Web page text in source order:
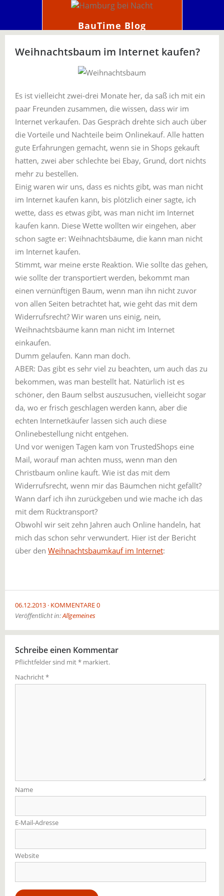
BauTime Blog
Weihnachtsbaum im Internet kaufen?
Es ist vielleicht zwei-drei Monate her, da saß ich mit ein
paar Freunden zusammen, die wissen, dass wir im
Internet verkaufen. Das Gespräch drehte sich auch über
die Vorteile und Nachteile beim Onlinekauf. Alle hatten
gute Erfahrungen gemacht, wenn sie in Shops gekauft
hatten, zwei aber schlechte bei Ebay, Grund, dort nichts
mehr zu bestellen.
Einig waren wir uns, dass es nichts gibt, was man nicht
im Internet kaufen kann, bis plötzlich einer sagte, ich
wette, dass es etwas gibt, was man nicht im Internet
kaufen kann. Diese Wette wollten wir eingehen, aber
schon sagte er: Weihnachtsbäume, die kann man nicht
im Internet kaufen.
Stimmt, war meine erste Reaktion. Wie sollte das gehen,
wie sollte der transportiert werden, bekommt man
einen vernünftigen Baum, wenn man ihn nicht zuvor
von allen Seiten betrachtet hat, wie geht das mit dem
Widerrufsrecht? Wir waren uns einig, nein,
Weihnachtsbäume kann man nicht im Internet
einkaufen.
Dumm gelaufen. Kann man doch.
ABER: Das gibt es sehr viel zu beachten, um auch das zu
bekommen, was man bestellt hat. Natürlich ist es
schöner, den Baum selbst auszusuchen, vielleicht sogar
da, wo er frisch geschlagen werden kann, aber die
echten Internetkäufer lassen sich auch diese
Onlinebestellung nicht entgehen.
Und vor wenigen Tagen kam von TrustedShops eine
Mail, worauf man achten muss, wenn man den
Christbaum online kauft. Wie ist das mit dem
Widerrufsrecht, wenn mir das Bäumchen nicht gefällt?
Wann darf ich ihn zurückgeben und wie mache ich das
mit dem Rücktransport?
Obwohl wir seit zehn Jahren auch Online handeln, hat
mich das schon sehr verwundert. Hier ist der Bericht
über den Weihnachtsbaumkauf im Internet:
06.12.2013 KOMMENTARE 0
Veröffentlicht in:Allgemeines
Schreibe einen Kommentar
Pflichtfelder sind mit* markiert.
Nachricht*
Name
E-Mail-Adresse
Website